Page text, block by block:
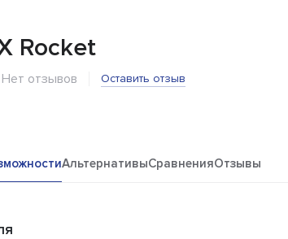
Rocket
Нет отзывов Оставить отзыв
АльтернативыСравненияОтзывы